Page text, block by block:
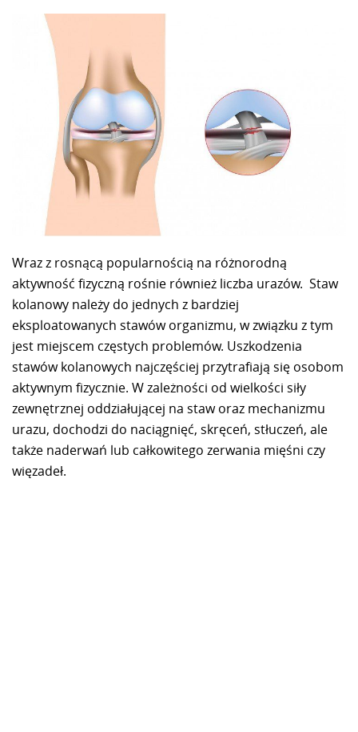
Wraz z rosnącą popularnością na różnorodną
aktywność fizyczną rośnie również liczba urazów. Staw
kolanowy należy do jednych z bardziej
eksploatowanych stawów organizmu, w związku z tym
jest miejscem częstych problemów. Uszkodzenia
stawów kolanowych najczęściej przytrafiają się osobom
aktywnym fizycznie. W zależności od wielkości siły
zewnętrznej oddziałującej na staw oraz mechanizmu
urazu, dochodzi do naciągnięć, skręceń, stłuczeń, ale
także naderwań lub całkowitego zerwania mięśni czy
więzadeł.